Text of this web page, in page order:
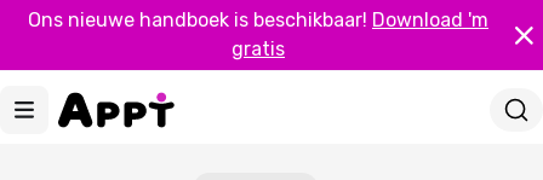
Ons nieuwe handboek is beschikbaar! Download 'm
gratis